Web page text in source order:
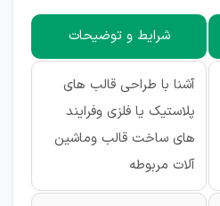
شرایط و توضیحات
آشنا با طراحی قالب های
پلاستیک یا فلزی وفرایند
های ساخت قالب وماشین
آلات مربوطه